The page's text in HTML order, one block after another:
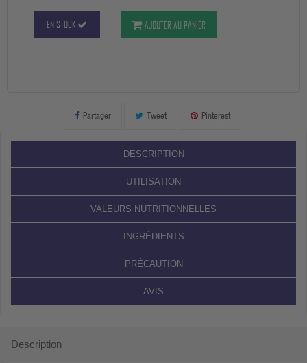
EN STOCK AJOUTER AU PANIER
Partager Tweet Pinterest
DESCRIPTION
UTILISATION
VALEURS NUTRITIONNELLES
INGRÉDIENTS
PRÉCAUTION
AVIS
Description